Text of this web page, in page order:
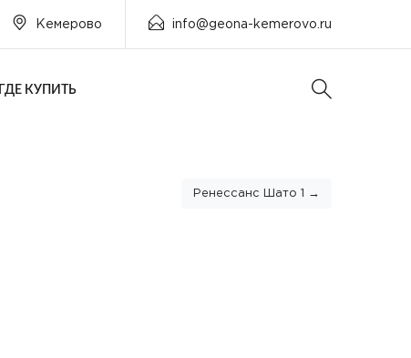
Кемерово info@geona-kemerovo.ru
ГДЕ КУПИТЬ
Ренессанс Шато 1 →